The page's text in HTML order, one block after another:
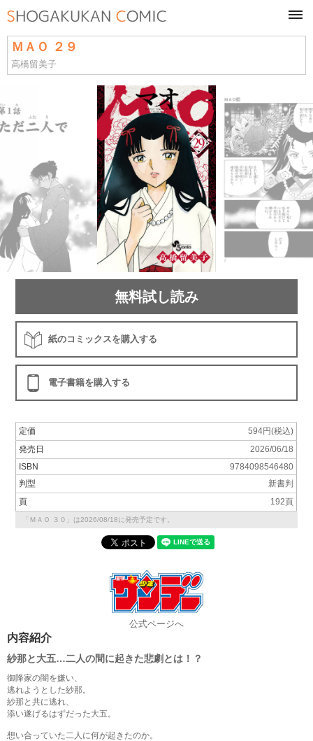
ＭＡＯ ２９
高橋留美子
無料試し読み
紙のコミックスを購入する
電子書籍を購入する
定価
594円(税込)
発売日
2026/06/18
ISBN
9784098546480
判型
新書判
頁
192頁
「ＭＡＯ ３０」は2026/08/18に発売予定です。
公式ページへ
内容紹介
紗那と大五…二人の間に起きた悲劇とは！？
御降家の闇を嫌い、
逃れようとした紗那。
紗那と共に逃れ、
添い遂げるはずだった大五。
想い合っていた二人に何が起きたのか。